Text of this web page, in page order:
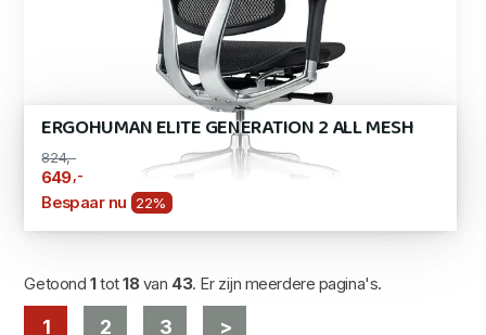
ERGOHUMAN ELITE GENERATION 2 ALL MESH
824,-
649,-
Bespaar nu 22%
Getoond 1tot18van 43. Er zijn meerdere pagina's.
1 2 3 >